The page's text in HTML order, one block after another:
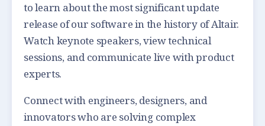
to learn about the most significant update
release of our software in the history of Altair.
Watch keynote speakers, view technical
sessions, and communicate live with product
experts.
Connect with engineers, designers, and
innovators who are solving complex